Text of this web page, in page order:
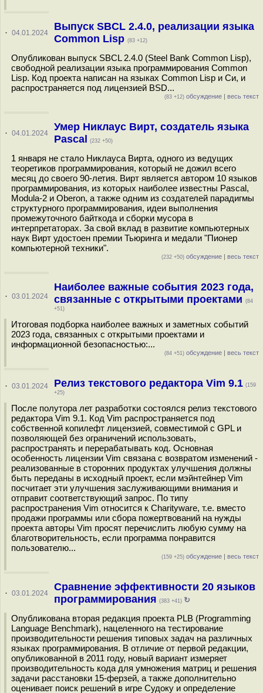
· 04.01.2024
Выпуск SBCL 2.4.0, реализации языка
Common Lisp (83 +12)
Опубликован выпуск SBCL 2.4.0 (Steel Bank Common Lisp),
свободной реализации языка программирования Common
Lisp. Код проекта написан на языках Common Lisp и Си, и
распространяется под лицензией BSD...
(83 +12) обсуждение | весь текст
· 04.01.2024
Умер Никлаус Вирт, создатель языка
Pascal
(232 +50)
1 января не стало Никлауса Вирта, одного из ведущих
теоретиков программирования, который не дожил всего
месяц до своего 90-летия. Вирт является автором 10 языков
программирования, из которых наиболее известны Pascal,
Modula-2 и Oberon, а также одним из создателей парадигмы
структурного программирования, идеи выполнения
промежуточного байткода и сборки мусора в
интерпретаторах. За свой вклад в развитие компьютерных
наук Вирт удостоен премии Тьюринга и медали "Пионер
компьютерной техники".
(232 +50) обсуждение | весь текст
· 03.01.2024
Наиболее важные события 2023 года,
связанные с открытыми проектами (84
+51)
Итоговая подборка наиболее важных и заметных событий
2023 года, связанных с открытыми проектами и
информационной безопасностью:...
(84 +51) обсуждение | весь текст
· 03.01.2024 Релиз текстового редактора Vim 9.1 (159
+25)
После полутора лет разработки состоялся релиз текстового
редактора Vim 9.1. Код Vim распространяется под
собственной копилефт лицензией, совместимой с GPL и
позволяющей без ограничений использовать,
распространять и перерабатывать код. Основная
особенность лицензии Vim связана с возвратом изменений -
реализованные в сторонних продуктах улучшения должны
быть переданы в исходный проект, если мэйнтейнер Vim
посчитает эти улучшения заслуживающими внимания и
отправит соответствующий запрос. По типу
распространения Vim относится к Сharityware, т.е. вместо
продажи программы или сбора пожертвований на нужды
проекта авторы Vim просят перечислить любую сумму на
благотворительность, если программа понравится
пользователю...
(159 +25) обсуждение | весь текст
· 03.01.2024
Сравнение эффективности 20 языков
программирования (383 +41) ↻
Опубликована вторая редакция проекта PLB (Programming
Language Benchmark), нацеленного на тестирование
производительности решения типовых задач на различных
языках программирования. В отличие от первой редакции,
опубликованной в 2011 году, новый вариант измеряет
производительность кода для умножения матриц и решения
задачи расстановки 15-ферзей, а также дополнительно
оценивает поиск решений в игре Судоку и определение